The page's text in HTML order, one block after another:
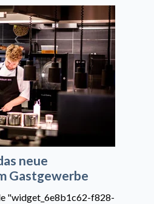
neue
Gastgewerbe
"widget_6e8b1c62-f828-